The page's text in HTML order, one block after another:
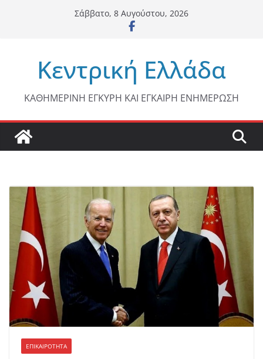
Σάββατο, 8 Αυγούστου, 2026
Κεντρική Ελλάδα
ΚΑΘΗΜΕΡΙΝΗ ΕΓΚΥΡΗ ΚΑΙ ΕΓΚΑΙΡΗ ΕΝΗΜΕΡΩΣΗ
ΕΠΙΚΑΙΡΟΤΗΤΑ